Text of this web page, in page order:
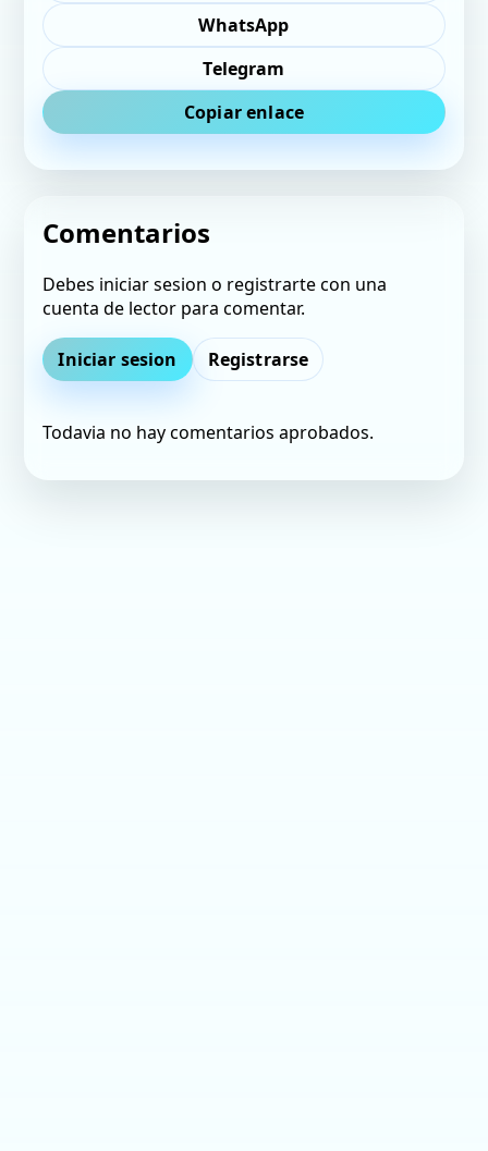
WhatsApp
Telegram
Copiar enlace
Comentarios
Debes iniciar sesion o registrarte con una
cuenta de lector para comentar.
Iniciar sesion Registrarse
Todavia no hay comentarios aprobados.